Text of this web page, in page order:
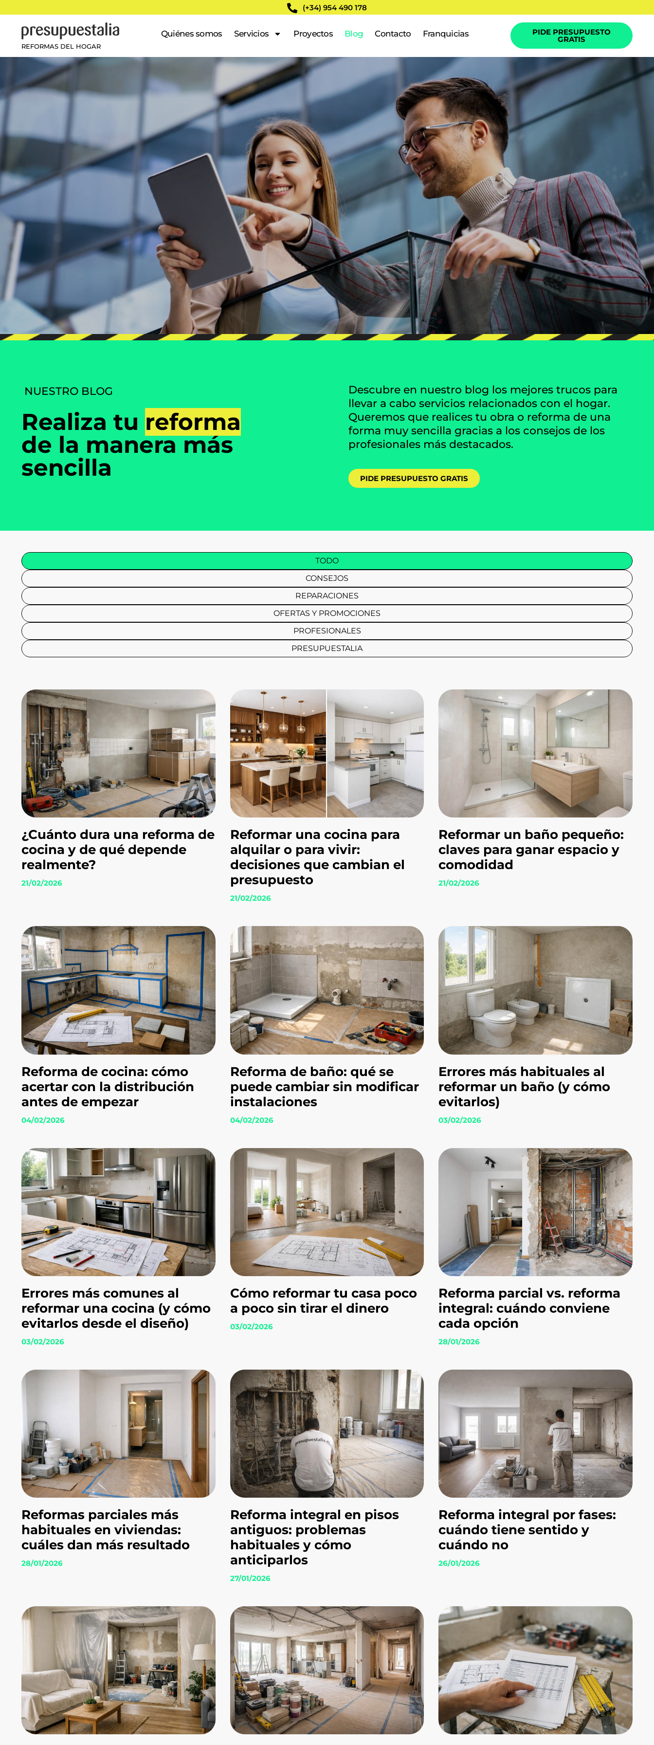
(+34) 954 490 178
REFORMAS DEL HOGAR
Quiénes somos Servicios Proyectos Blog Contacto Franquicias PIDE PRESUPUESTO
GRATIS
NUESTRO BLOG
Realiza tu reforma
de la manera más
sencilla
Descubre en nuestro blog los mejores trucos para
llevar a cabo servicios relacionados con el hogar.
Queremos que realices tu obra o reforma de una
forma muy sencilla gracias a los consejos de los
profesionales más destacados.
PIDE PRESUPUESTO GRATIS
TODO
CONSEJOS
REPARACIONES
OFERTAS Y PROMOCIONES
PROFESIONALES
PRESUPUESTALIA
¿Cuánto dura una reforma de
cocina y de qué depende
realmente?
21/02/2026
Reformar una cocina para
alquilar o para vivir:
decisiones que cambian el
presupuesto
21/02/2026
Reformar un baño pequeño:
claves para ganar espacio y
comodidad
21/02/2026
Reforma de cocina: cómo
acertar con la distribución
antes de empezar
04/02/2026
Reforma de baño: qué se
puede cambiar sin modificar
instalaciones
04/02/2026
Errores más habituales al
reformar un baño (y cómo
evitarlos)
03/02/2026
Errores más comunes al
reformar una cocina (y cómo
evitarlos desde el diseño)
03/02/2026
Cómo reformar tu casa poco
a poco sin tirar el dinero
03/02/2026
Reforma parcial vs. reforma
integral: cuándo conviene
cada opción
28/01/2026
Reformas parciales más
habituales en viviendas:
cuáles dan más resultado
28/01/2026
Reforma integral en pisos
antiguos: problemas
habituales y cómo
anticiparlos
27/01/2026
Reforma integral por fases:
cuándo tiene sentido y
cuándo no
26/01/2026